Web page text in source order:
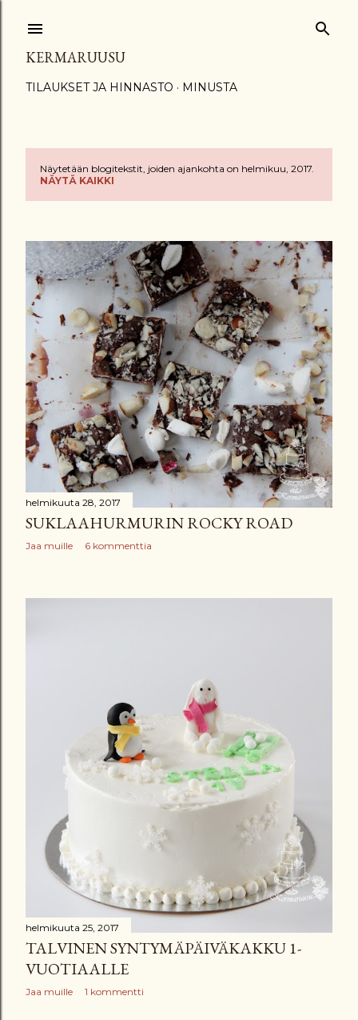
KERMARUUSU
TILAUKSET JA HINNASTO MINUSTA
T
k
s
t
t
Näytetään blogitekstit, joiden ajankohta on helmikuu, 2017.
NÄYTÄ KAIKKI
helmikuuta 28, 2017
SUKLAAHURMURIN ROCKY ROAD
Jaa muille 6 kommenttia
helmikuuta 25, 2017
TALVINEN SYNTYMÄPÄIVÄKAKKU 1-
VUOTIAALLE
Jaa muille 1 kommentti